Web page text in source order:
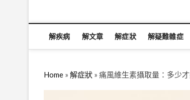
解疾病 解文章 解症狀 解疑難雜症
Home » 解症狀 » 痛風維生素攝取量：多少